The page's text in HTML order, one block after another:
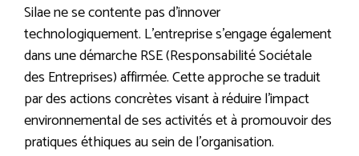
Silae ne se contente pas d’innover
technologiquement. L’entreprise s’engage également
dans une démarche RSE (Responsabilité Sociétale
des Entreprises) affirmée. Cette approche se traduit
par des actions concrètes visant à réduire l’impact
environnemental de ses activités et à promouvoir des
pratiques éthiques au sein de l’organisation.